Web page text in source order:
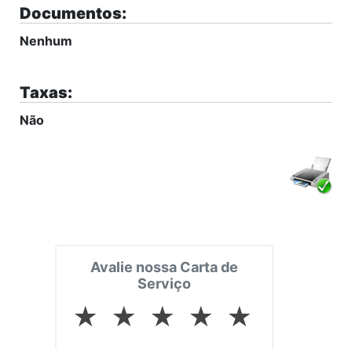
Documentos:
Nenhum
Taxas:
Não
Avalie nossa Carta de
Serviço
★ ★ ★ ★ ★